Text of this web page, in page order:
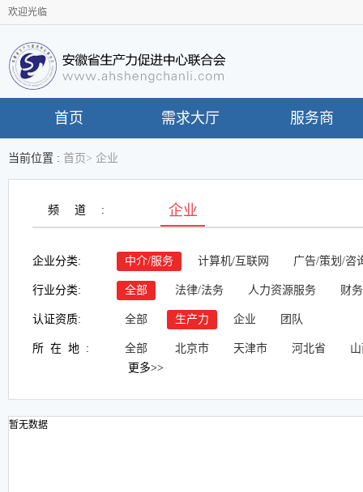
欢迎光临
首页 需求大厅 服务商
当前位置 : 首页 > 企业
频道: 企业
企业分类: 中介/服务 计算机/互联网 广告/策划/咨
行业分类: 全部 法律/法务 人力资源服务 财
认证资质: 全部 生产力 企业 团队
所在地: 全部 北京市 天津市 河北省
更多>>
暂无数据